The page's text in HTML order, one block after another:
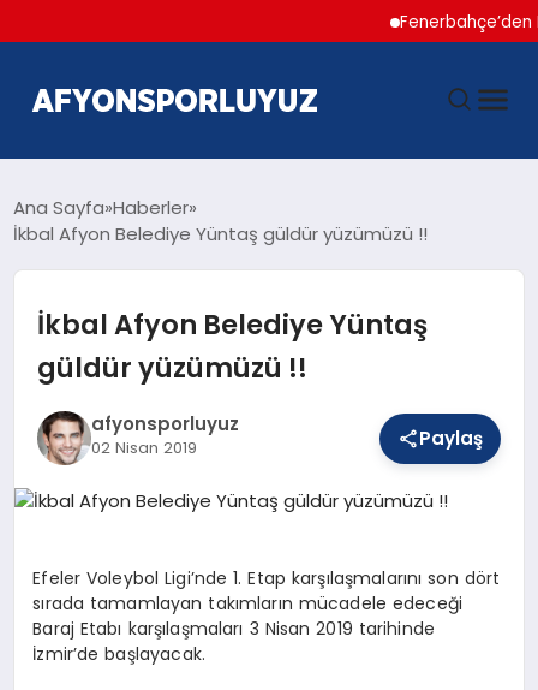
Fenerbahçe’den
AFYONSPOR
FUTBOL
Ana Sayfa Haberler
İkbal Afyon Belediye Yüntaş güldür yüzümüzü !!
İkbal Afyon Belediye Yüntaş
güldür yüzümüzü !!
afyonsporluyuz
02 Nisan 2019 Paylaş
Efeler Voleybol Ligi’nde 1. Etap karşılaşmalarını son dört
sırada tamamlayan takımların mücadele edeceği
Baraj Etabı karşılaşmaları 3 Nisan 2019 tarihinde
İzmir’de başlayacak.